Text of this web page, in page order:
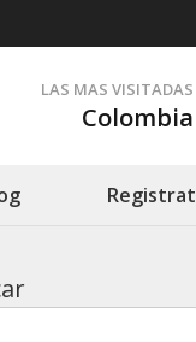
LAS MAS VISITADAS
Colombia